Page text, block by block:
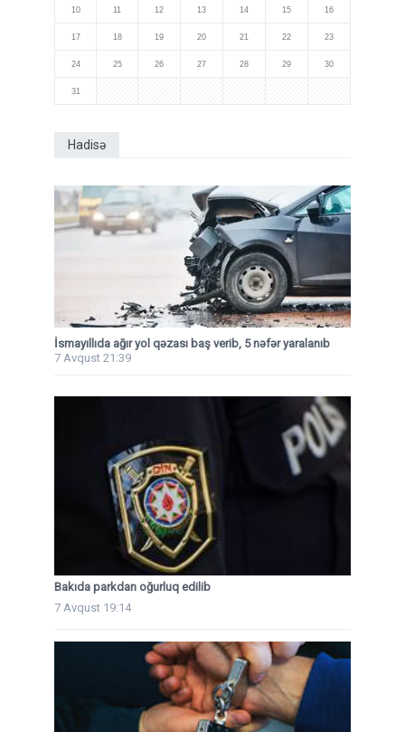
10 11 12 13 14 15 16
17 18 19 20 21 22 23
24 25 26 27 28 29 30
31
Hadisə
İsmayıllıda ağır yol qəzası baş verib, 5 nəfər yaralanıb
7 Avqust 21:39
Bakıda parkdan oğurluq edilib
7 Avqust 19:14